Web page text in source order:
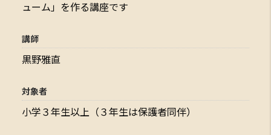
ューム」を作る講座です
講師
黒野雅直
対象者
小学３年生以上（３年生は保護者同伴）